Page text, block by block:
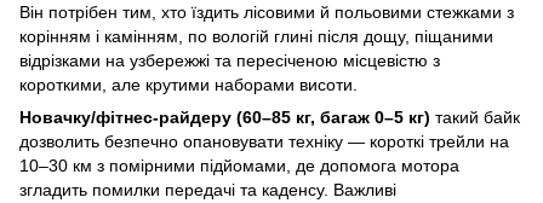
Він потрібен тим, хто їздить лісовими й польовими стежками з
корінням і камінням, по вологій глині після дощу, піщаними
відрізками на узбережжі та пересіченою місцевістю з
короткими, але крутими наборами висоти.
Новачку/фітнес-райдеру (60–85 кг, багаж 0–5 кг) такий байк
дозволить безпечно опановувати техніку — короткі трейли на
10–30 км з помірними підйомами, де допомога мотора
згладить помилки передачі та каденсу. Важливі